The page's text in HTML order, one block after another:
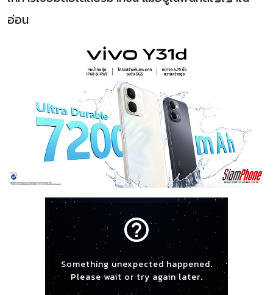
อ่อน
help_outline
Something unexpected happened.
Please wait or try again later.